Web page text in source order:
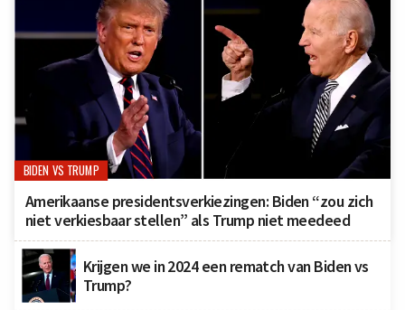
BIDEN VS TRUMP
Amerikaanse presidentsverkiezingen: Biden “zou zich
niet verkiesbaar stellen” als Trump niet meedeed
Krijgen we in 2024 een rematch van Biden vs
Trump?